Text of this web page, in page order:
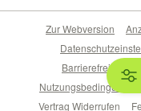
Zur Webversion
Nutzungsbedingungen
Vertrag Widerrufen